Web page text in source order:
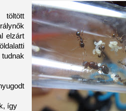
elzárt
így